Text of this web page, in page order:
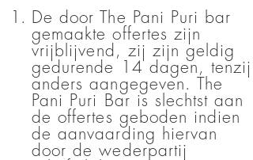
De door The Pani Puri bar
gemaakte offertes zijn
vrijblijvend, zij zijn geldig
gedurende 14 dagen, tenzij
anders aangegeven. The
Pani Puri Bar is slechtst aan
de offertes geboden indien
de aanvaarding hiervan
door de wederpartij